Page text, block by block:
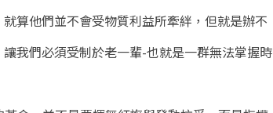
算他們並不會受物質利益所牽絆，但就是辦不
我們必須受制於老一輩-也就是一群無法掌握時